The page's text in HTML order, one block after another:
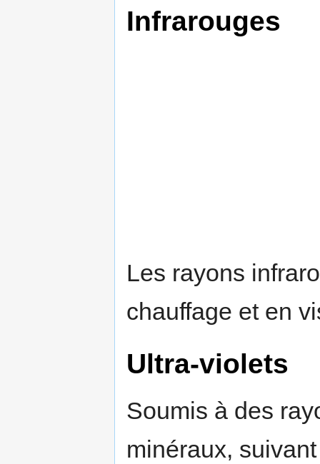
Infrarouges
Les rayons
chauffage et en
Ultra-violets
Soumis à des
minéraux,